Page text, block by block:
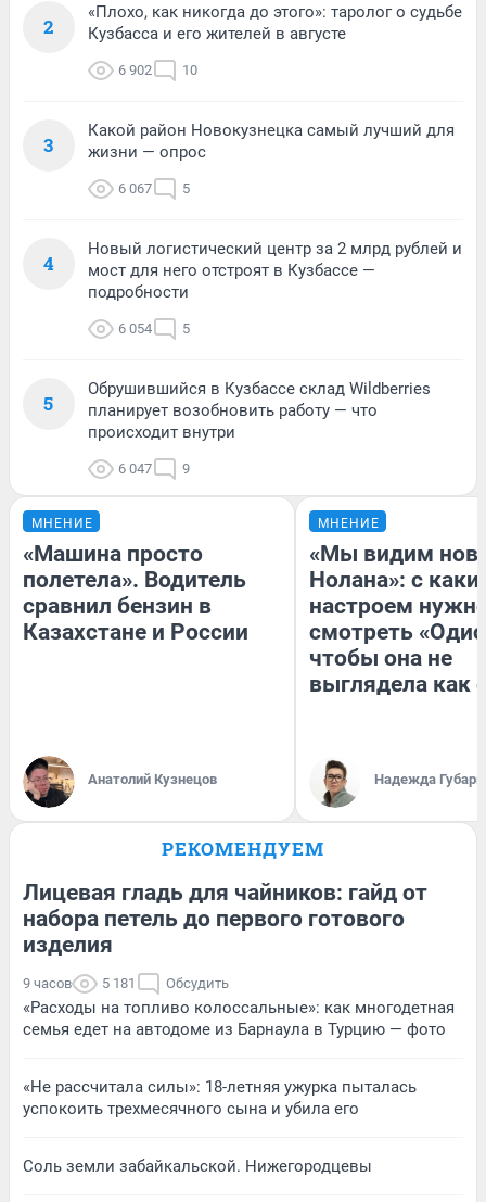
2
«Плохо, как никогда до этого»: таролог о судьбе
Кузбасса и его жителей в августе
6 902 10
3
Какой район Новокузнецка самый лучший для
жизни — опрос
6 067 5
4
Новый логистический центр за 2 млрд рублей и
мост для него отстроят в Кузбассе —
подробности
6 054 5
5
Обрушившийся в Кузбассе склад Wildberries
планирует возобновить работу — что
происходит внутри
6 047 9
МНЕНИЕ
«Машина просто
полетела». Водитель
сравнил бензин в
Казахстане и России
Анатолий Кузнецов
МНЕНИЕ
«Мы видим
Нолана»: с
настроем
смотреть
чтобы она не
выглядела как
Надежда Губарь
РЕКОМЕНДУЕМ
Лицевая гладь для чайников: гайд от
набора петель до первого готового
изделия
9 часов 5 181 Обсудить
«Расходы на топливо колоссальные»: как многодетная
семья едет на автодоме из Барнаула в Турцию — фото
«Не рассчитала силы»: 18-летняя ужурка пыталась
успокоить трехмесячного сына и убила его
Соль земли забайкальской. Нижегородцевы